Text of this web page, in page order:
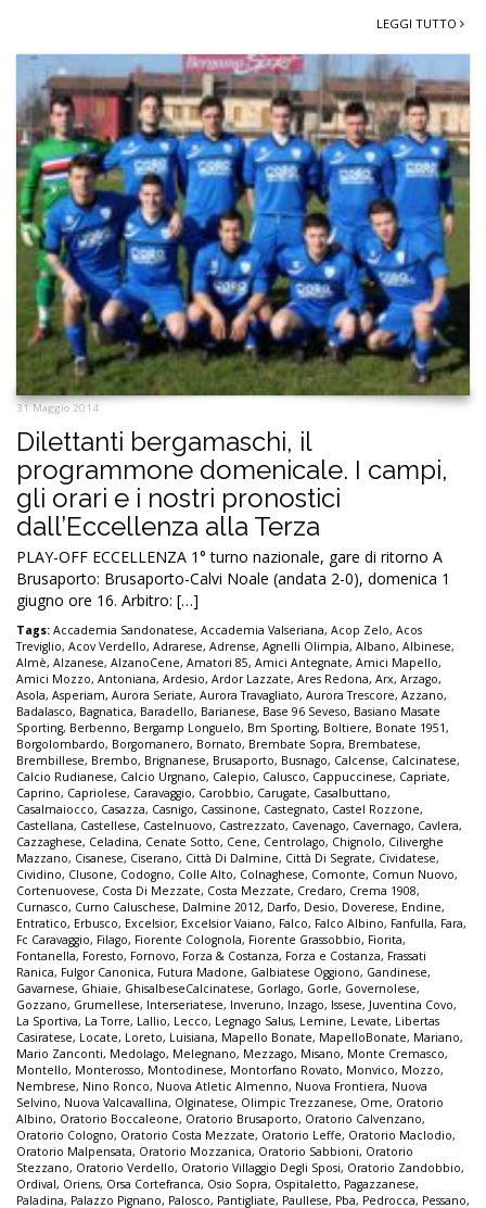
LEGGI TUTTO
31 Maggio 2014
Dilettanti bergamaschi, il
programmone domenicale. I campi,
gli orari e i nostri pronostici
dall’Eccellenza alla Terza
PLAY-OFF ECCELLENZA 1° turno nazionale, gare di ritorno A
Brusaporto: Brusaporto-Calvi Noale (andata 2-0), domenica 1
giugno ore 16. Arbitro: […]
Tags: Accademia Sandonatese, Accademia Valseriana, Acop Zelo, Acos
Treviglio, Acov Verdello, Adrarese, Adrense, Agnelli Olimpia, Albano, Albinese,
Almè, Alzanese, AlzanoCene, Amatori 85, Amici Antegnate, Amici Mapello,
Amici Mozzo, Antoniana, Ardesio, Ardor Lazzate, Ares Redona, Arx, Arzago,
Asola, Asperiam, Aurora Seriate, Aurora Travagliato, Aurora Trescore, Azzano,
Badalasco, Bagnatica, Baradello, Barianese, Base 96 Seveso, Basiano Masate
Sporting, Berbenno, Bergamp Longuelo, Bm Sporting, Boltiere, Bonate 1951,
Borgolombardo, Borgomanero, Bornato, Brembate Sopra, Brembatese,
Brembillese, Brembo, Brignanese, Brusaporto, Busnago, Calcense, Calcinatese,
Calcio Rudianese, Calcio Urgnano, Calepio, Calusco, Cappuccinese, Capriate,
Caprino, Capriolese, Caravaggio, Carobbio, Carugate, Casalbuttano,
Casalmaiocco, Casazza, Casnigo, Cassinone, Castegnato, Castel Rozzone,
Castellana, Castellese, Castelnuovo, Castrezzato, Cavenago, Cavernago, Cavlera,
Cazzaghese, Celadina, Cenate Sotto, Cene, Centrolago, Chignolo, Ciliverghe
Mazzano, Cisanese, Ciserano, Città Di Dalmine, Città Di Segrate, Cividatese,
Cividino, Clusone, Codogno, Colle Alto, Colnaghese, Comonte, Comun Nuovo,
Cortenuovese, Costa Di Mezzate, Costa Mezzate, Credaro, Crema 1908,
Curnasco, Curno Caluschese, Dalmine 2012, Darfo, Desio, Doverese, Endine,
Entratico, Erbusco, Excelsior, Excelsior Vaiano, Falco, Falco Albino, Fanfulla, Fara,
Fc Caravaggio, Filago, Fiorente Colognola, Fiorente Grassobbio, Fiorita,
Fontanella, Foresto, Fornovo, Forza & Costanza, Forza e Costanza, Frassati
Ranica, Fulgor Canonica, Futura Madone, Galbiatese Oggiono, Gandinese,
Gavarnese, Ghiaie, GhisalbeseCalcinatese, Gorlago, Gorle, Governolese,
Gozzano, Grumellese, Interseriatese, Inveruno, Inzago, Issese, Juventina Covo,
La Sportiva, La Torre, Lallio, Lecco, Legnago Salus, Lemine, Levate, Libertas
Casiratese, Locate, Loreto, Luisiana, Mapello Bonate, MapelloBonate, Mariano,
Mario Zanconti, Medolago, Melegnano, Mezzago, Misano, Monte Cremasco,
Montello, Monterosso, Montodinese, Montorfano Rovato, Monvico, Mozzo,
Nembrese, Nino Ronco, Nuova Atletic Almenno, Nuova Frontiera, Nuova
Selvino, Nuova Valcavallina, Olginatese, Olimpic Trezzanese, Ome, Oratorio
Albino, Oratorio Boccaleone, Oratorio Brusaporto, Oratorio Calvenzano,
Oratorio Cologno, Oratorio Costa Mezzate, Oratorio Leffe, Oratorio Maclodio,
Oratorio Malpensata, Oratorio Mozzanica, Oratorio Sabbioni, Oratorio
Stezzano, Oratorio Verdello, Oratorio Villaggio Degli Sposi, Oratorio Zandobbio,
Ordival, Oriens, Orsa Cortefranca, Osio Sopra, Ospitaletto, Pagazzanese,
Paladina, Palazzo Pignano, Palosco, Pantigliate, Paullese, Pba, Pedrocca, Pessano,